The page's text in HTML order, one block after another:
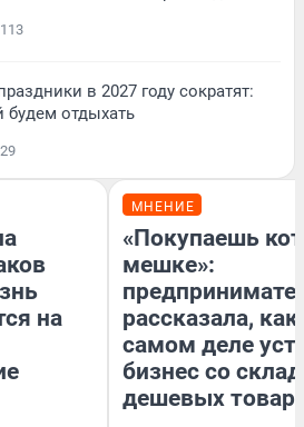
113
в 2027 году сократят:
будем отдыхать
29
на
МНЕНИЕ
«Покупаешь
мешке»:
рассказала, как
самом деле
бизнес со
дешевых